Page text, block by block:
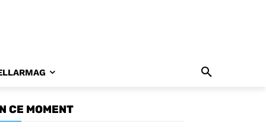
CE MOMENT